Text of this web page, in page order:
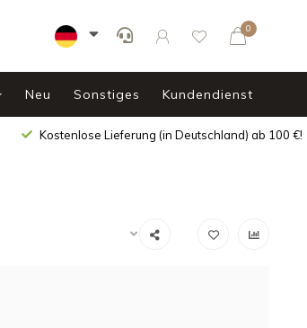
0
Neu Sonstiges Kundendienst
Kostenlose Lieferung (in Deutschland) ab 100 €!